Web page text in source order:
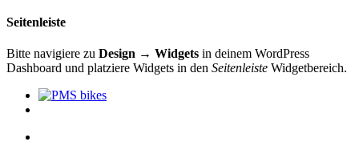
Seitenleiste
Bitte navigiere zu Design → Widgets in deinem WordPress
Dashboard und platziere Widgets in den Seitenleiste Widgetbereich.